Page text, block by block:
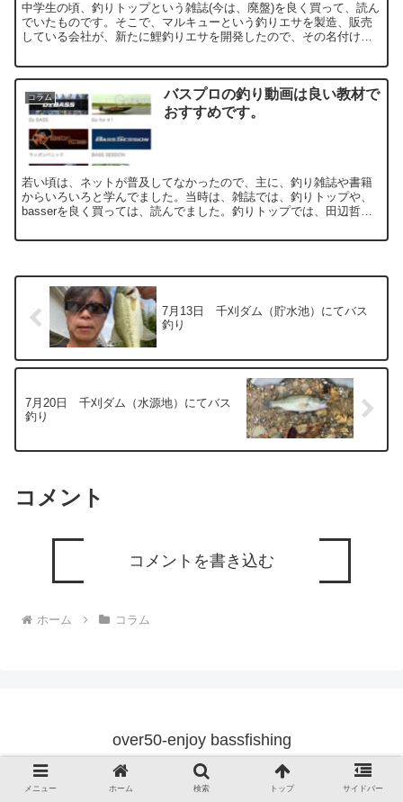
中学生の頃、釣りトップという雑誌(今は、廃盤)を良く買って、読ん
でいたものです。そこで、マルキューという釣りエサを製造、販売
している会社が、新たに鯉釣りエサを開発したので、その名付け親
コラム
バスプロの釣り動画は良い教材で
おすすめです。
若い頃は、ネットが普及してなかったので、主に、釣り雑誌や書籍
からいろいろと学んでました。当時は、雑誌では、釣りトップや、
basserを良く買っては、読んでました。釣りトップでは、田辺哲男
7月13日 千刈ダム（貯水池）にてバス
釣り
7月20日 千刈ダム（水源地）にてバス
釣り
コメント
コメントを書き込む
ホーム コラム
over50-enjoy bassfishing
プライバシーポリシー 免責事項
メニュー ホーム 検索 トップ サイドバー